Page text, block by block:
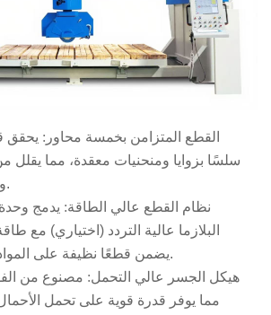
1).القطع المتزامن بخمسة محاور: يحقق
سلسًا بزوايا ومنحنيات معقدة، مما يقلل
ويحسن كفاءة الإنتاج.
2).نظام القطع عالي الطاقة: يدمج وحدة
البلازما عالية التردد (اختياري) مع
يضمن قطعًا نظيفة على المواد السميكة والرقيقة.
3). هيكل الجسر عالي التحمل: مصنوع من
مما يوفر قدرة قوية على تحمل الأحمال